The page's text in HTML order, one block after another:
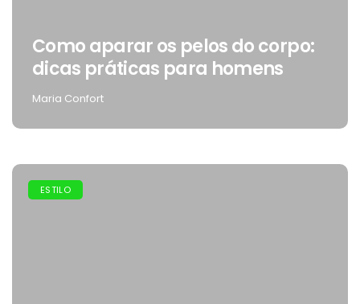
Como aparar os pelos do corpo:
dicas práticas para homens
Maria Confort
ESTILO